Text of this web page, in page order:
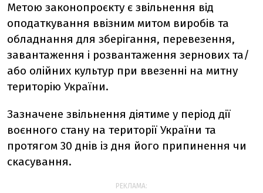
Метою законопроєкту є звільнення від
оподаткування ввізним митом виробів та
обладнання для зберігання, перевезення,
завантаження і розвантаження зернових та/
або олійних культур при ввезенні на митну
територію України.
Зазначене звільнення діятиме у період дії
воєнного стану на території України та
протягом 30 днів із дня його припинення чи
скасування.
РЕКЛАМА: